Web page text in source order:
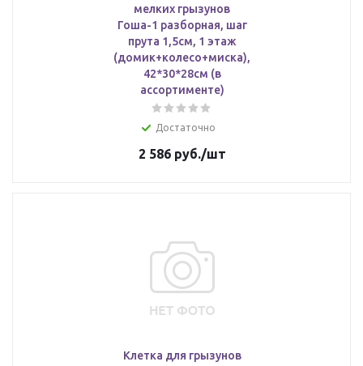
мелких грызунов
Гоша-1 разборная, шаг
прута 1,5см, 1 этаж
(домик+колесо+миска),
42*30*28см (в
ассортименте)
Достаточно
2 586руб./шт
Клетка для грызунов